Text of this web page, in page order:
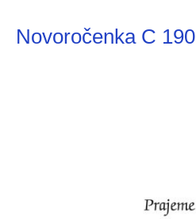
Novoročenka C 190